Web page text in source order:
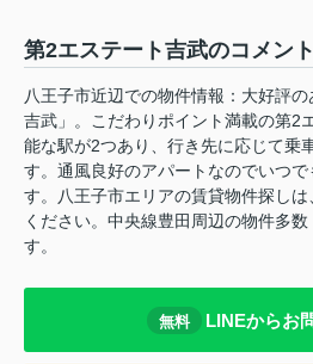
第2エステート吉武のコメン
八王子市近辺での物件情報：大好評
吉武」。こだわりポイント満載の第2
能な駅が2つあり、行き先に応じて乗
す。通風良好のアパートなのでいつ
す。八王子市エリアの賃貸物件探し
ください。中央線豊田周辺の物件多
す。
無料 LINEからお